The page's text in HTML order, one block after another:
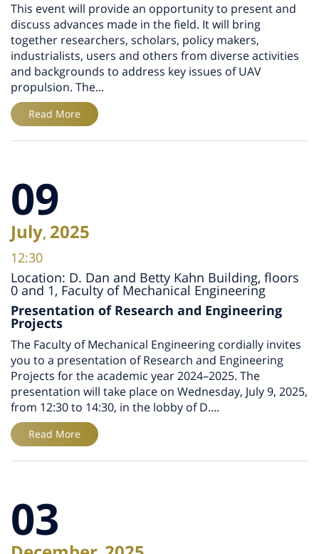
This event will provide an opportunity to present and
discuss advances made in the field. It will bring
together researchers, scholars, policy makers,
industrialists, users and others from diverse activities
and backgrounds to address key issues of UAV
propulsion. The...
Read More
09
July, 2025
12:30
Location: D. Dan and Betty Kahn Building, floors
0 and 1, Faculty of Mechanical Engineering
Presentation of Research and Engineering
Projects
The Faculty of Mechanical Engineering cordially invites
you to a presentation of Research and Engineering
Projects for the academic year 2024–2025. The
presentation will take place on Wednesday, July 9, 2025,
from 12:30 to 14:30, in the lobby of D....
Read More
03